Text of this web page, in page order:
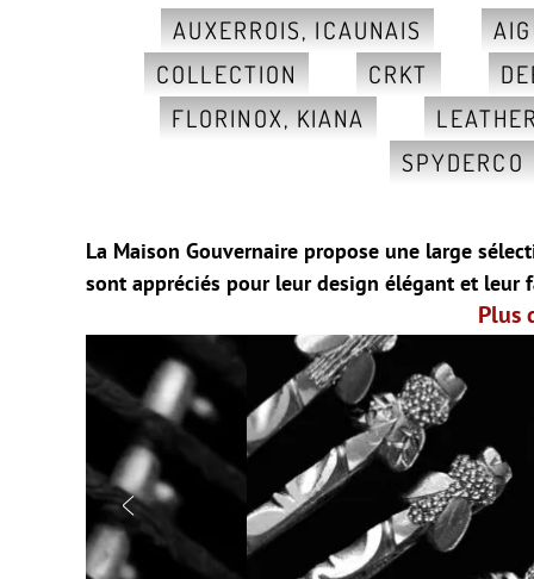
AUXERROIS, ICAUNAIS
COLLECTION
CRKT
FLORINOX, KIANA
SPYDERCO
La Maison Gouvernaire propose une large
sont appréciés pour leur design élégant et leur
Plus
